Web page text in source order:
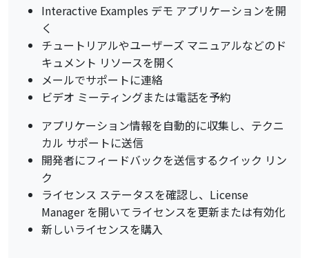
Interactive Examples デモ アプリケーションを開
く
チュートリアルやユーザーズ マニュアルなどのド
キュメント リソースを開く
メールでサポートに連絡
ビデオ ミーティングまたは電話を予約
アプリケーション情報を自動的に収集し、テクニ
カル サポートに送信
開発者にフィードバックを送信するクイック リン
ク
ライセンス ステータスを確認し、License
Manager を開いてライセンスを更新または有効化
新しいライセンスを購入